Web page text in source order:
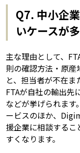
Q7. 中小企
いケースが
主な理由として、
則の確認方法・原
と、担当者が不在
FTAが自社の輸出先
などが挙げられま
ービスのほか、
援企業に相談するこ
すくなります。